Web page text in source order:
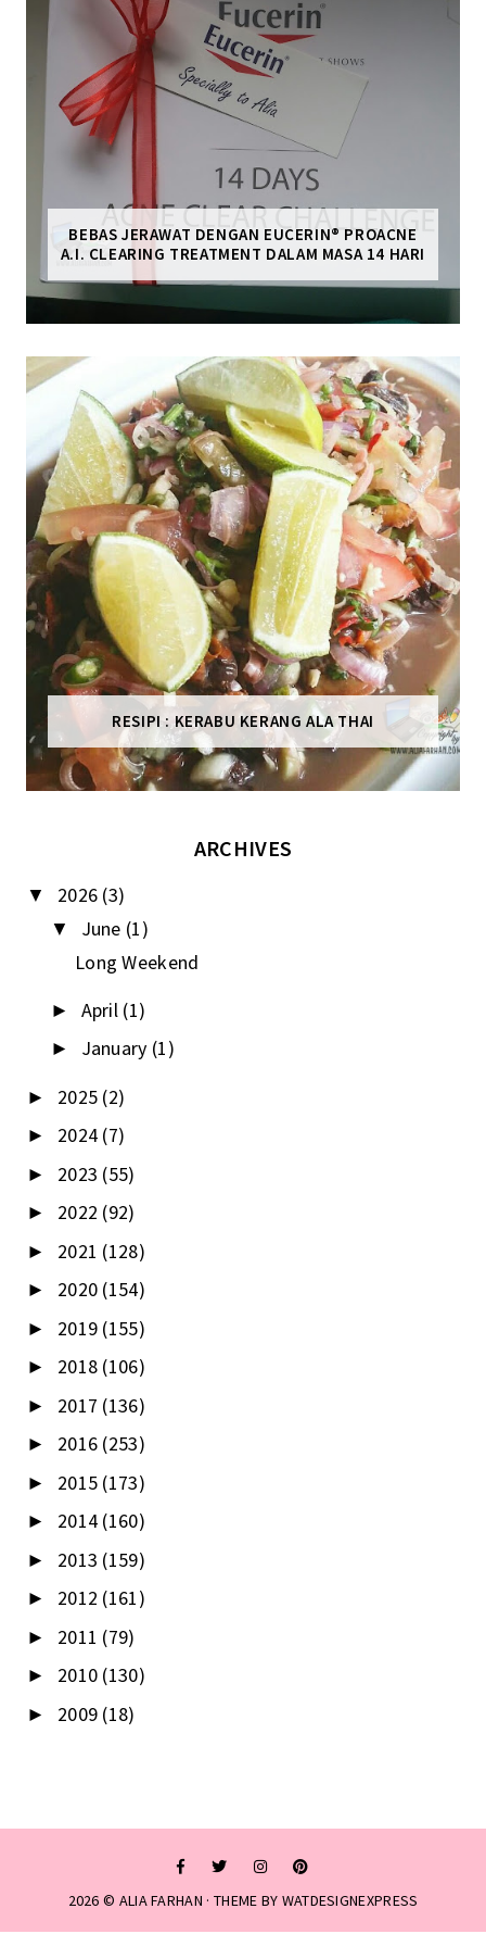
BEBAS JERAWAT DENGAN EUCERIN® PROACNE
A.I. CLEARING TREATMENT DALAM MASA 14 HARI
RESIPI : KERABU KERANG ALA THAI
ARCHIVES
▼ 2026 (3)
▼ June (1)
Long Weekend
► April (1)
► January (1)
► 2025 (2)
► 2024 (7)
► 2023 (55)
► 2022 (92)
► 2021 (128)
► 2020 (154)
► 2019 (155)
► 2018 (106)
► 2017 (136)
► 2016 (253)
► 2015 (173)
► 2014 (160)
► 2013 (159)
► 2012 (161)
► 2011 (79)
► 2010 (130)
► 2009 (18)
2026 © ALIA FARHAN · THEME BY WATDESIGNEXPRESS